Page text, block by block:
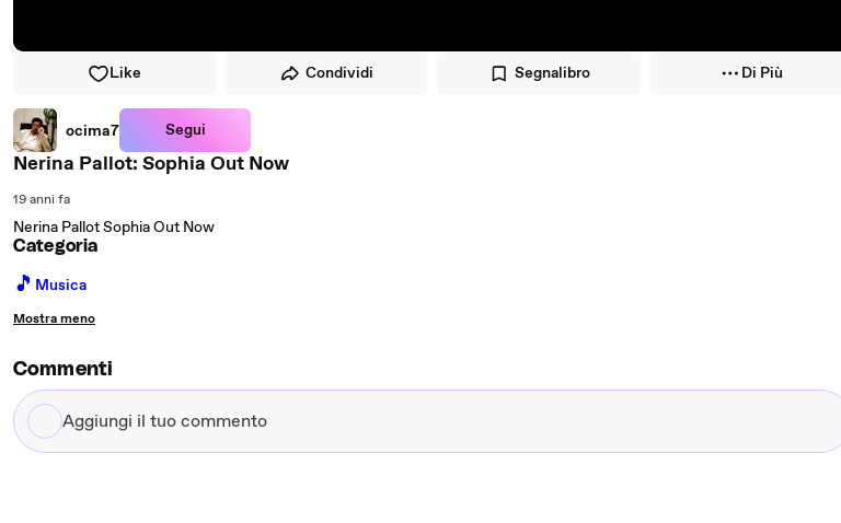
Like Condividi Segnalibro Di Più
ocima7 Segui
Nerina Pallot: Sophia Out Now
19 anni fa
Nerina Pallot Sophia Out Now
Categoria
🎵 Musica
Mostra meno
Commenti
Aggiungi
il